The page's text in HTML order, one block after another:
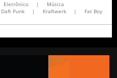
Eletrônico |
Música
Daft Punk | Kraftwerk |
Fat Boy